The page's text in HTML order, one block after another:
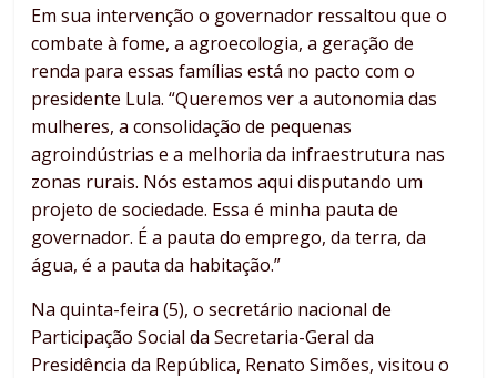
Em sua intervenção o governador ressaltou que o
combate à fome, a agroecologia, a geração de
renda para essas famílias está no pacto com o
presidente Lula. “Queremos ver a autonomia das
mulheres, a consolidação de pequenas
agroindústrias e a melhoria da infraestrutura nas
zonas rurais. Nós estamos aqui disputando um
projeto de sociedade. Essa é minha pauta de
governador. É a pauta do emprego, da terra, da
água, é a pauta da habitação.”
Na quinta-feira (5), o secretário nacional de
Participação Social da Secretaria-Geral da
Presidência da República, Renato Simões, visitou o